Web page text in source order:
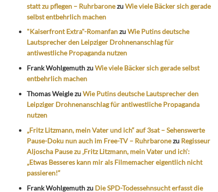
statt zu pflegen – RuhrbaronezuWie viele Bäcker sich gerade
selbst entbehrlich machen
"Kaiserfront Extra"-RomanfanzuWie Putins deutsche
Lautsprecher den Leipziger Drohnenanschlag für
antiwestliche Propaganda nutzen
Frank WohlgemuthzuWie viele Bäcker sich gerade selbst
entbehrlich machen
Thomas WeiglezuWie Putins deutsche Lautsprecher den
Leipziger Drohnenanschlag für antiwestliche Propaganda
nutzen
„Fritz Litzmann, mein Vater und ich“ auf 3sat – Sehenswerte
Pause-Doku nun auch im Free-TV – Ruhrbaronezu Regisseur
Aljoscha Pause zu ‚Fritz Litzmann, mein Vater und ich‘:
„Etwas Besseres kann mir als Filmemacher eigentlich nicht
passieren!“
Frank Wohlgemuthzu Die SPD-Todessehnsucht erfasst die